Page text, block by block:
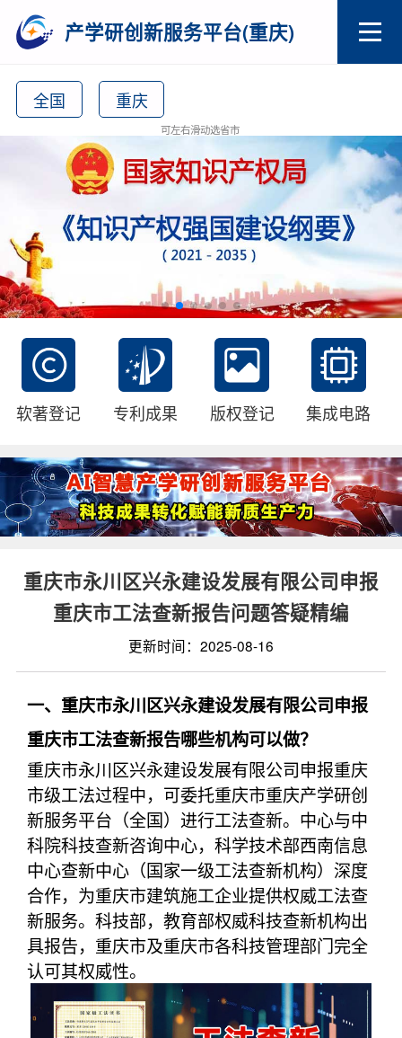
产学研创新服务平台(重庆)
全国 重庆
可左右滑动选省市
软著登记 专利成果 版权登记 集成电路
重庆市永川区兴永建设发展有限公司申报
重庆市工法查新报告问题答疑精编
更新时间：2025-08-16
一、重庆市永川区兴永建设发展有限公司申报
重庆市工法查新报告哪些机构可以做？
重庆市永川区兴永建设发展有限公司申报重庆
市级工法过程中，可委托重庆市重庆产学研创
新服务平台（全国）进行工法查新。中心与中
科院科技查新咨询中心，科学技术部西南信息
中心查新中心（国家一级工法查新机构）深度
合作，为重庆市建筑施工企业提供权威工法查
新服务。科技部，教育部权威科技查新机构出
具报告，重庆市及重庆市各科技管理部门完全
认可其权威性。